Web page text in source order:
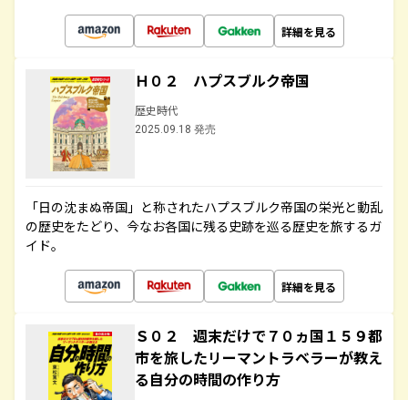
詳細を見る
Ｈ０２ ハプスブルク帝国
歴史時代
2025.09.18 発売
「日の沈まぬ帝国」と称されたハプスブルク帝国の栄光と動乱
の歴史をたどり、今なお各国に残る史跡を巡る歴史を旅するガ
イド。
詳細を見る
Ｓ０２ 週末だけで７０ヵ国１５９都
市を旅したリーマントラベラーが教え
る自分の時間の作り方